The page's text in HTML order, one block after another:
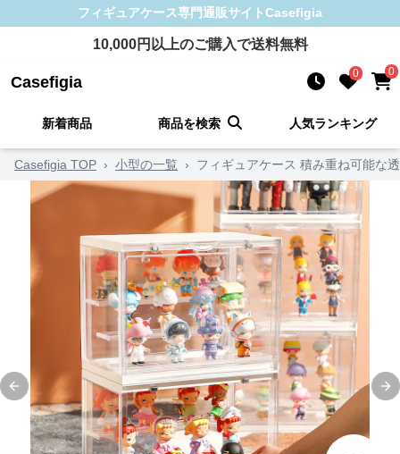
フィギュアケース専門通販サイトCasefigia
10,000円以上のご購入で送料無料
Casefigia 0 0
新着商品 商品を検索 人気ランキング
Casefigia TOP › 小型の一覧 › フィギュアケース 積み重ね可能な
Previous slide